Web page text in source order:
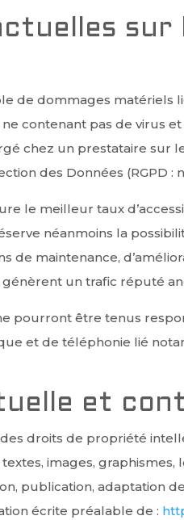
sur
dommages matériels
contenant pas de virus
chez un prestataire sur
des Données (RGPD :
le meilleur taux
néanmoins la
de maintenance,
un trafic réputé
pourront être tenus
et de téléphonie lié
et
droits de propriété
images, graphismes,
publication, adaptation
écrite préalable de :